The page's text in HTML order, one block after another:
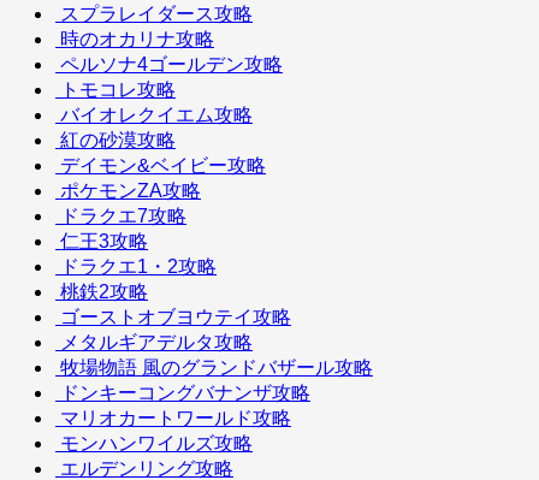
スプラレイダース攻略
時のオカリナ攻略
ペルソナ4ゴールデン攻略
トモコレ攻略
バイオレクイエム攻略
紅の砂漠攻略
デイモン&ベイビー攻略
ポケモンZA攻略
ドラクエ7攻略
仁王3攻略
ドラクエ1・2攻略
桃鉄2攻略
ゴーストオブヨウテイ攻略
メタルギアデルタ攻略
牧場物語 風のグランドバザール攻略
ドンキーコングバナンザ攻略
マリオカートワールド攻略
モンハンワイルズ攻略
エルデンリング攻略